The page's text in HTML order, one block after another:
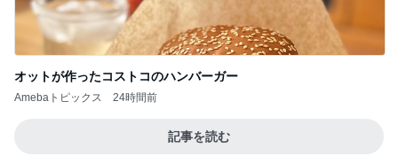
オットが作ったコストコのハンバーガー
Amebaトピックス 24時間前
記事を読む